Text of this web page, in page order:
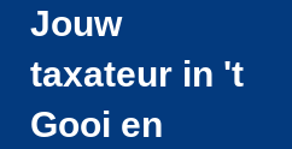
Jouw
taxateur in 't
Gooi en